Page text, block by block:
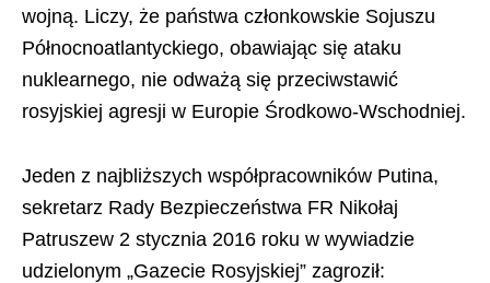
wojną. Liczy, że państwa członkowskie Sojuszu
Północnoatlantyckiego, obawiając się ataku
nuklearnego, nie odważą się przeciwstawić
rosyjskiej agresji w Europie Środkowo-Wschodniej.
Jeden z najbliższych współpracowników Putina,
sekretarz Rady Bezpieczeństwa FR Nikołaj
Patruszew 2 stycznia 2016 roku w wywiadzie
udzielonym „Gazecie Rosyjskiej” zagroził: